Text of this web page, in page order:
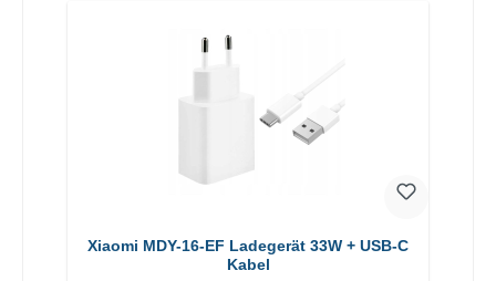
Xiaomi MDY-16-EF Ladegerät 33W + USB-C
Kabel